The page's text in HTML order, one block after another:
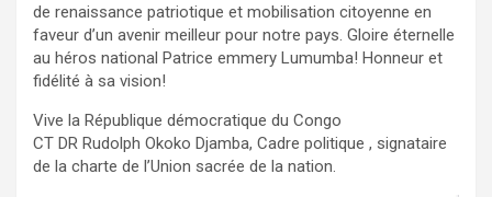
de renaissance patriotique et mobilisation citoyenne en
faveur d’un avenir meilleur pour notre pays. Gloire éternelle
au héros national Patrice emmery Lumumba! Honneur et
fidélité à sa vision!
Vive la République démocratique du Congo
CT DR Rudolph Okoko Djamba, Cadre politique , signataire
de la charte de l’Union sacrée de la nation.